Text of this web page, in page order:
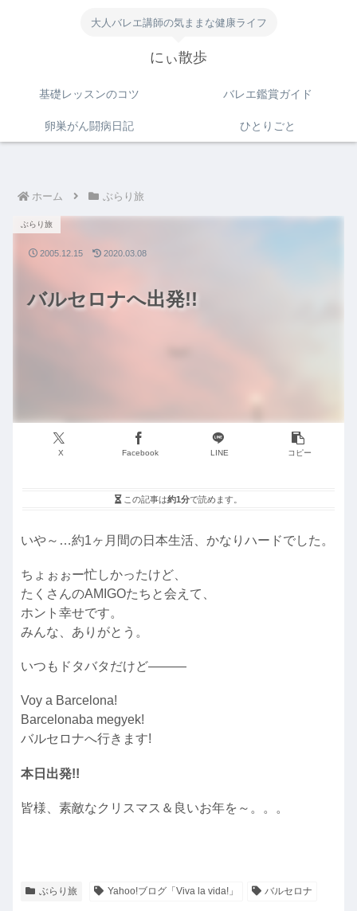
大人バレエ講師の気ままな健康ライフ
にぃ散歩
基礎レッスンのコツ バレエ鑑賞ガイド
卵巣がん闘病日記 ひとりごと
ホーム ぶらり旅
バルセロナへ出発!!
ぶらり旅
X Facebook LINE コピー
2005.12.15 2020.03.08
この記事は約1分で読めます。
いや～…約1ヶ月間の日本生活、かなりハードでした。
ちょぉぉー忙しかったけど、
たくさんのAMIGOたちと会えて、
ホント幸せです。
みんな、ありがとう。
いつもドタバタだけど―――
Voy a Barcelona!
Barcelonaba megyek!
バルセロナへ行きます!
本日出発!!
皆様、素敵なクリスマス＆良いお年を～。。。
ぶらり旅 Yahoo!ブログ「Viva la vida!」 バルセロナ